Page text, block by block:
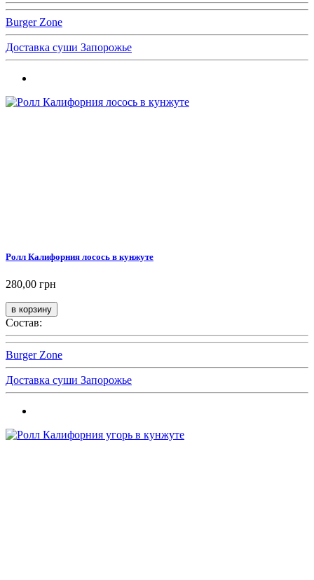
Burger Zone
Доставка суши Запорожье
Ролл Калифорния лосось в кунжуте
280,00 грн
Состав:
Burger Zone
Доставка суши Запорожье